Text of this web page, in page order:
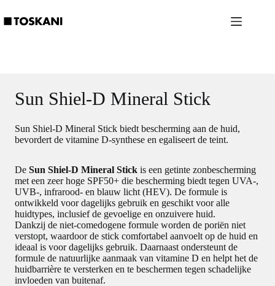
naar
de
Sun Shiel-D Mineral Stick
Sun Shiel-D Mineral Stick biedt bescherming aan de huid,
bevordert de vitamine D-synthese en egaliseert de teint.
De Sun Shiel-D Mineral Stick is een getinte zonbescherming
met een zeer hoge SPF50+ die bescherming biedt tegen UVA-,
UVB-, infrarood- en blauw licht (HEV). De formule is
ontwikkeld voor dagelijks gebruik en geschikt voor alle
huidtypes, inclusief de gevoelige en onzuivere huid.
Dankzij de niet-comedogene formule worden de poriën niet
verstopt, waardoor de stick comfortabel aanvoelt op de huid en
ideaal is voor dagelijks gebruik. Daarnaast ondersteunt de
formule de natuurlijke aanmaak van vitamine D en helpt het de
huidbarrière te versterken en te beschermen tegen schadelijke
invloeden van buitenaf.